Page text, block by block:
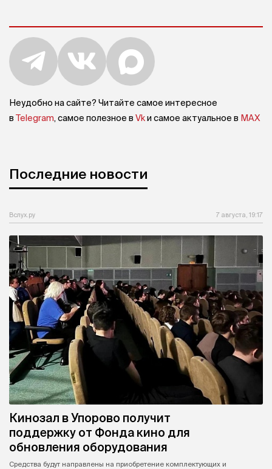
Неудобно на сайте? Читайте самое интересное
в Telegram, самое полезное в Vkи самое актуальное в MAX
Последние новости
Вслух.ру 7 августа, 19:17
Кинозал в Упорово получит
поддержку от Фонда кино для
обновления оборудования
Средства будут направлены на приобретение комплектующих и